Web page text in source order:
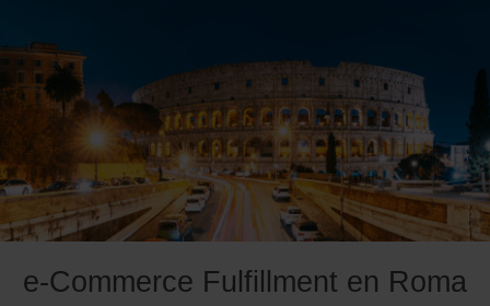
e-Commerce Fulfillment en Roma